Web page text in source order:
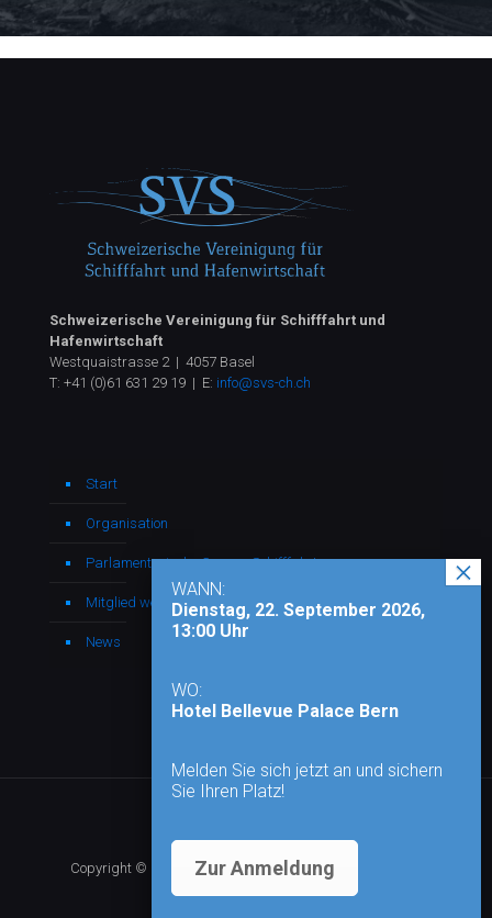
Schweizerische Vereinigung für Schifffahrt und
Hafenwirtschaft
Westquaistrasse 2 | 4057 Basel
T: +41 (0)61 631 29 19 | E: info@svs-ch.ch
Start
Organisation
Parlamentarische Gruppe Schifffahrt
Mitglied werden
News
Copyright © 2026 - Alle Rechte vorbehalten |
WANN:
Dienstag, 22. September 2026,
13:00 Uhr
WO:
Hotel Bellevue Palace Bern
Melden Sie sich jetzt an und sichern
Sie Ihren Platz!
Zur Anmeldung